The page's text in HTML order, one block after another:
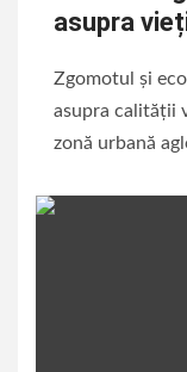
asupra
Zgomotul și
asupra calității
zonă urbană